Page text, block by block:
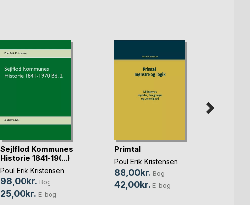
Sejlflod Kommunes
Historie 1841-19(...)
Poul Erik Kristensen
98,00kr. Bog
25,00kr. E-bog
Primtal
Poul Erik Kristensen
88,00kr. Bog
42,00kr. E-bog